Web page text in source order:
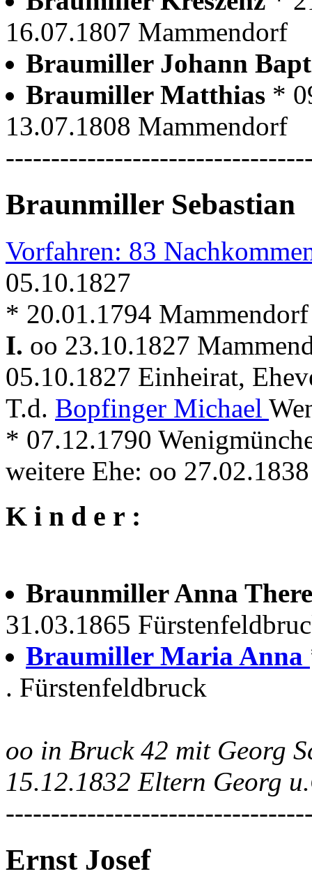
16.07.1807 Mammendorf
Braumiller Johann
Braumiller Matthias *
13.07.1808 Mammendorf
Braunmiller Sebastian
Vorfahren: 83
05.10.1827
* 20.01.1794
I. oo 23.10.1827
05.10.1827 Einheirat,
T.d. Bopfinger Michael
* 07.12.1790
weitere Ehe: oo
K i n d e r :
Braunmiller Anna
31.03.1865
Braumiller Maria Anna
. Fürstenfeldbruck
oo in Bruck 42 mit Georg
15.12.1832 Eltern Georg
Ernst Josef